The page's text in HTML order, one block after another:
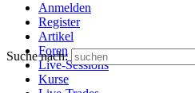
Anmelden
Register
Artikel
Foren
Live-Sessions
Kurse
Suche nach: